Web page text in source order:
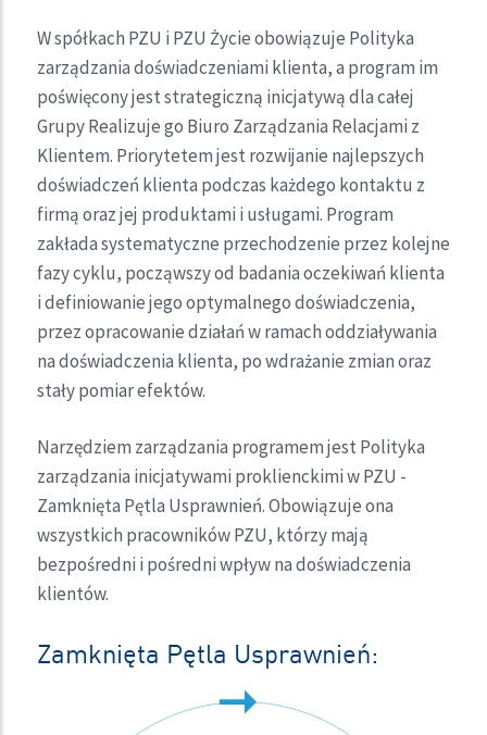
W spółkach PZU i PZU Życie obowiązuje Polityka
zarządzania doświadczeniami klienta, a program im
poświęcony jest strategiczną inicjatywą dla całej
Grupy Realizuje go Biuro Zarządzania Relacjami z
Klientem. Priorytetem jest rozwijanie najlepszych
doświadczeń klienta podczas każdego kontaktu z
firmą oraz jej produktami i usługami. Program
zakłada systematyczne przechodzenie przez kolejne
fazy cyklu, począwszy od badania oczekiwań klienta
i definiowanie jego optymalnego doświadczenia,
przez opracowanie działań w ramach oddziaływania
na doświadczenia klienta, po wdrażanie zmian oraz
stały pomiar efektów.
Narzędziem zarządzania programem jest Polityka
zarządzania inicjatywami proklienckimi w PZU -
Zamknięta Pętla Usprawnień. Obowiązuje ona
wszystkich pracowników PZU, którzy mają
bezpośredni i pośredni wpływ na doświadczenia
klientów.
Zamknięta Pętla Usprawnień: